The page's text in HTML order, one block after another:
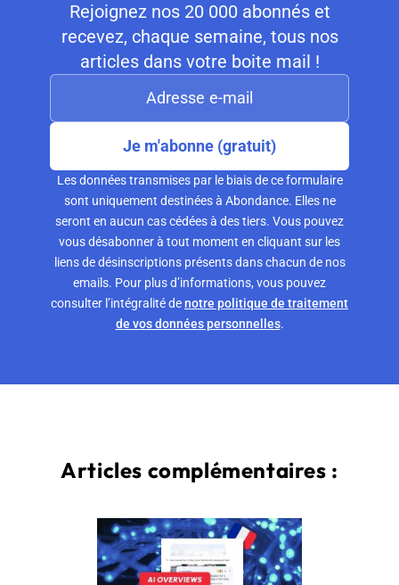
Rejoignez nos 20 000 abonnés et
recevez, chaque semaine, tous nos
articles dans votre boite mail !
Je m'abonne (gratuit)
Les données transmises par le biais de ce formulaire
sont uniquement destinées à Abondance. Elles ne
seront en aucun cas cédées à des tiers. Vous pouvez
vous désabonner à tout moment en cliquant sur les
liens de désinscriptions présents dans chacun de nos
emails. Pour plus d’informations, vous pouvez
consulter l’intégralité denotre politique de traitement
de vos données personnelles.
Articles complémentaires :